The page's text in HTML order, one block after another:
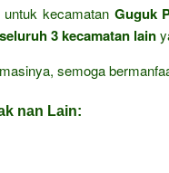
kecamatan Guguk
3 kecamatan lain
semoga
nan Lain: